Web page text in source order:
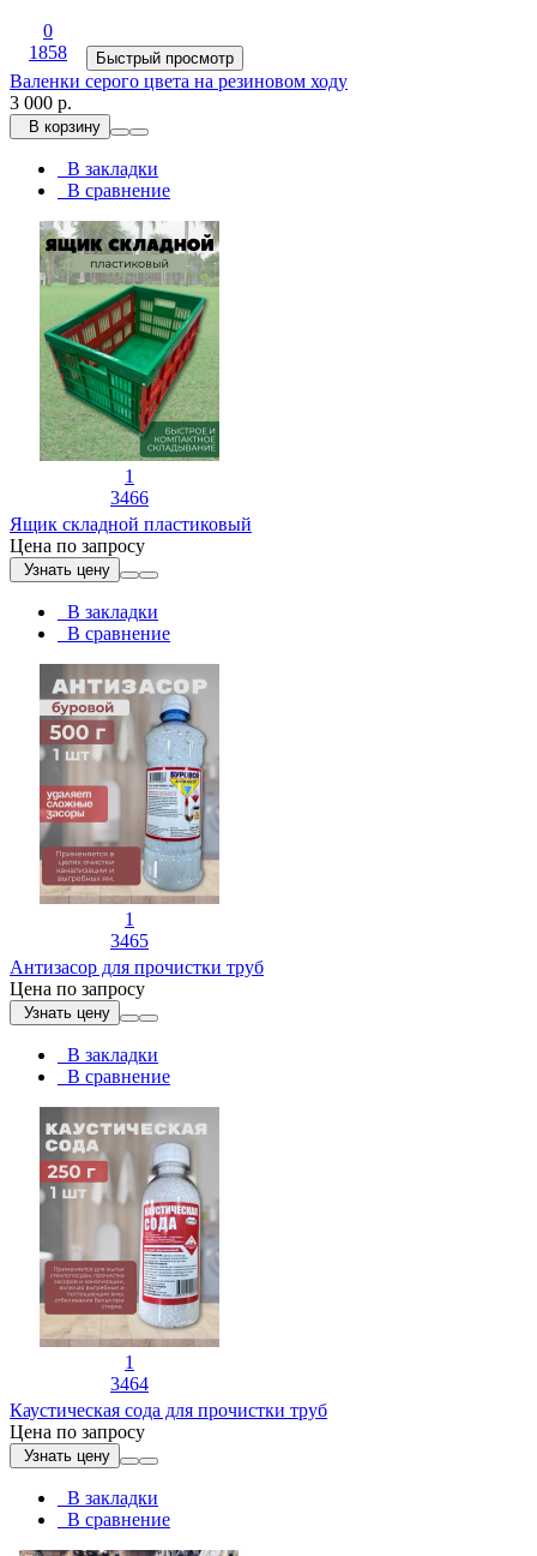
0
1858
Быстрый просмотр
Валенки серого цвета на резиновом ходу
3 000 р.
В корзину
В закладки
В сравнение
1
3466
Ящик складной пластиковый
Цена по запросу
Узнать цену
В закладки
В сравнение
1
3465
Антизасор для прочистки труб
Цена по запросу
Узнать цену
В закладки
В сравнение
1
3464
Каустическая сода для прочистки труб
Цена по запросу
Узнать цену
В закладки
В сравнение